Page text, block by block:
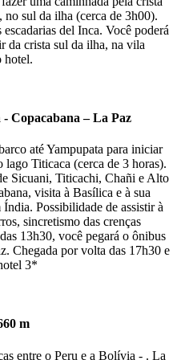
sul da ilha (cerca de 3h00).
del Inca. Você poderá
da crista sul da ilha, na vila
hotel.
Copacabana – La Paz
até Yampupata para iniciar
Titicaca (cerca de 3 horas).
Sicuani, Titicachi, Chañi e Alto
visita à Basílica e à sua
Possibilidade de assistir à
sincretismo das crenças
13h30, você pegará o ônibus
Chegada por volta das 17h30 e
3*
m